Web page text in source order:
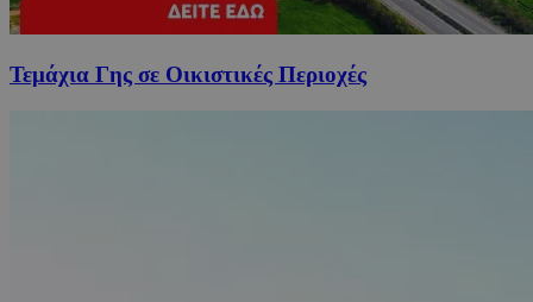
Τεμάχια Γης σε Οικιστικές Περιοχές